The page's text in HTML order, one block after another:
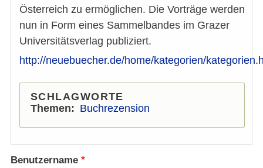
Österreich zu ermöglichen. Die Vorträge werden
nun in Form eines Sammelbandes im Grazer
Universitätsverlag publiziert.
http://neuebuecher.de/home/kategorien/
SCHLAGWORTE
Themen
Buchrezension
Benutzername